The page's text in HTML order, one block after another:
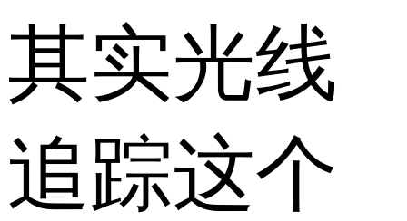
其实光线
追踪这个